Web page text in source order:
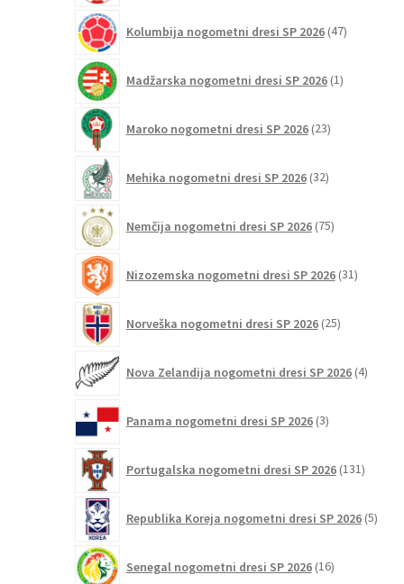
Kolumbija nogometni dresi SP 2026 47izdelkov
Madžarska nogometni dresi SP 2026 1izdelek
Maroko nogometni dresi SP 2026 23izdelkov
Mehika nogometni dresi SP 2026 32izdelkov
Nemčija nogometni dresi SP 2026 75izdelkov
Nizozemska nogometni dresi SP 2026 31izdelkov
Norveška nogometni dresi SP 2026 25izdelkov
Nova Zelandija nogometni dresi SP 2026 4izdelki
Panama nogometni dresi SP 2026 3izdelki
Portugalska nogometni dresi SP 2026 131
Republika Koreja nogometni dresi SP 2026 5
Senegal nogometni dresi SP 2026 16izdelkov